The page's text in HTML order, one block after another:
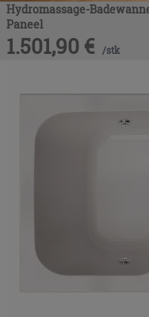
Hydromassage-
Paneel
1.501,90 € /stk